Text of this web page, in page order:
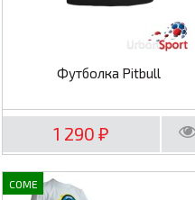
Футболка Pitbull
1 290₽
COME